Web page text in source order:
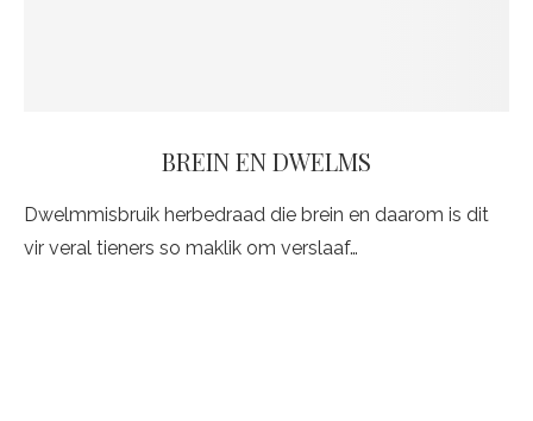
BREIN EN DWELMS
Dwelmmisbruik herbedraad die brein en daarom is dit
vir veral tieners so maklik om verslaaf…